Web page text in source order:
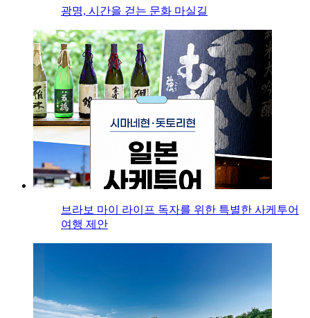
광명, 시간을 걷는 문화 마실길
브라보 마이 라이프 독자를 위한 특별한 사케투어
여행 제안